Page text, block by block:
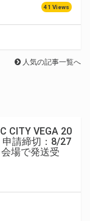
41 Views
人気の記事一覧へ
CITY VEGA 20
請締切：8/27
場で発送受